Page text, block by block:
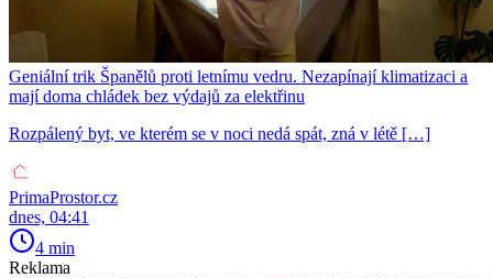
Geniální trik Španělů proti letnímu vedru. Nezapínají klimatizaci a
mají doma chládek bez výdajů za elektřinu
Rozpálený byt, ve kterém se v noci nedá spát, zná v létě […]
PrimaProstor.cz
dnes, 04:41
4 min
Reklama